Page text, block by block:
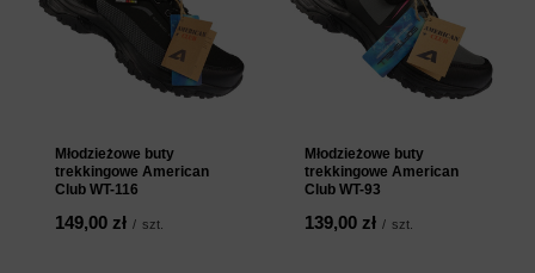
Młodzieżowe buty
trekkingowe American
Club WT-116
149,00 zł / szt.
Młodzieżowe buty
trekkingowe American
Club WT-93
139,00 zł / szt.